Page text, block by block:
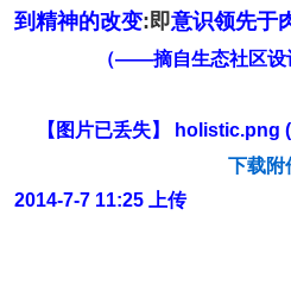
到精神的改变:即意识领先于
（——摘自生态社区设
【图片已丢失】 holistic.png
下载附
2014-7-7 11:25 上传